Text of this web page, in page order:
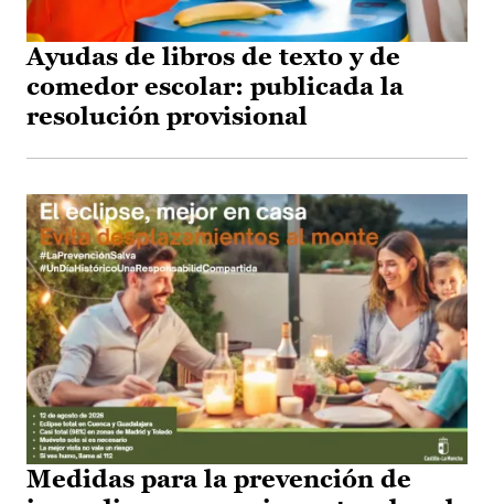
Ayudas de libros de texto y de
comedor escolar: publicada la
resolución provisional
Medidas para la prevención de